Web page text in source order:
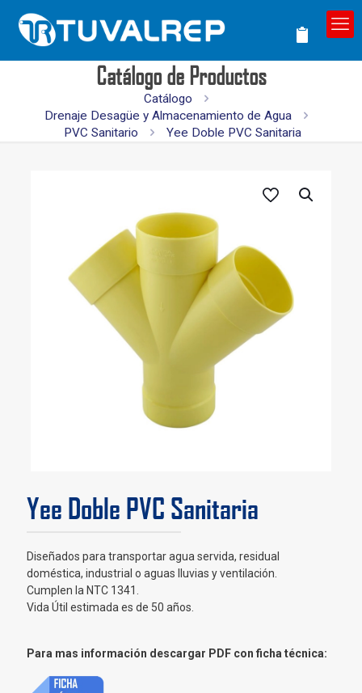
Catálogo de Productos
Catálogo
Drenaje Desagüe y Almacenamiento de Agua
PVC Sanitario
Yee Doble PVC Sanitaria
Yee Doble PVC Sanitaria
Diseñados para transportar agua servida, residual
doméstica, industrial o aguas lluvias y ventilación.
Cumplen la NTC 1341.
Vida Útil estimada es de 50 años.
Para mas información descargar PDF con ficha técnica: